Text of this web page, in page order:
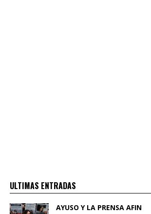
ULTIMAS ENTRADAS
AYUSO Y LA PRENSA AFIN